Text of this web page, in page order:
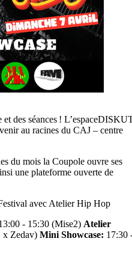
des séances !
au racines du CAJ – centre
du mois la Coupole ouvre ses
une plateforme ouverte de
avec Atelier Hip Hop
- 15:30 (Mise2) Atelier
x Zedav) Mini Showcase: 17:30